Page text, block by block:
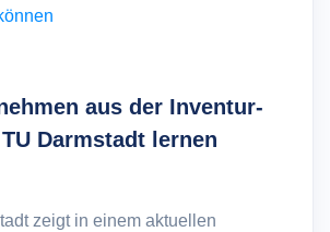
aus der Inventur-
Darmstadt lernen
zeigt in einem aktuellen